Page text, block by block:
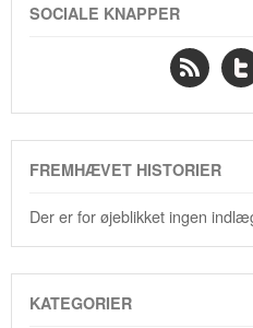
SOCIALE KNAPPER
FREMHÆVET HISTORIER
Der er for øjeblikket ingen
KATEGORIER